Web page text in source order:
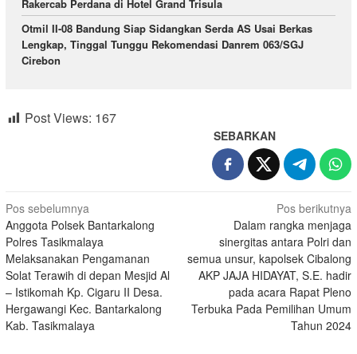
Rakercab Perdana di Hotel Grand Trisula
Otmil II-08 Bandung Siap Sidangkan Serda AS Usai Berkas
Lengkap, Tinggal Tunggu Rekomendasi Danrem 063/SGJ
Cirebon
Post Views: 167
SEBARKAN
Navigasi
pos
Pos sebelumnya
Anggota Polsek Bantarkalong
Polres Tasikmalaya
Melaksanakan Pengamanan
Solat Terawih di depan Mesjid Al
– Istikomah Kp. Cigaru II Desa.
Hergawangi Kec. Bantarkalong
Kab. Tasikmalaya
Pos berikutnya
Dalam rangka menjaga
sinergitas antara Polri dan
semua unsur, kapolsek Cibalong
AKP JAJA HIDAYAT, S.E. hadir
pada acara Rapat Pleno
Terbuka Pada Pemilihan Umum
Tahun 2024